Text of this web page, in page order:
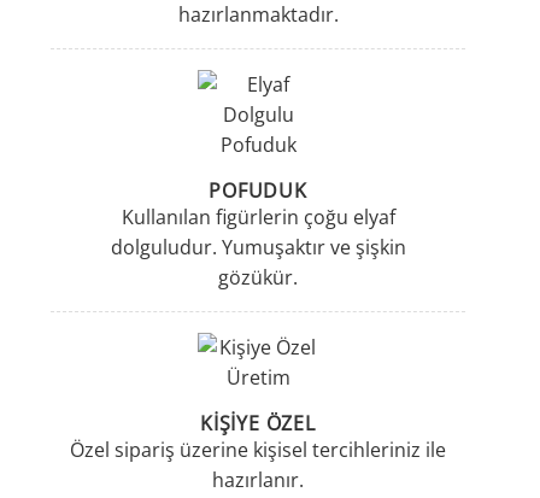
hazırlanmaktadır.
POFUDUK
Kullanılan figürlerin çoğu elyaf
dolguludur. Yumuşaktır ve şişkin
gözükür.
KİŞİYE ÖZEL
Özel sipariş üzerine kişisel tercihleriniz ile
hazırlanır.